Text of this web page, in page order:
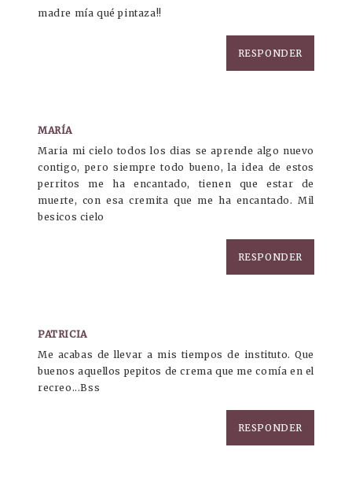
madre mía qué pintaza!!
RESPONDER
MARÍA
Maria mi cielo todos los dias se aprende algo nuevo
contigo, pero siempre todo bueno, la idea de estos
perritos me ha encantado, tienen que estar de
muerte, con esa cremita que me ha encantado. Mil
besicos cielo
RESPONDER
PATRICIA
Me acabas de llevar a mis tiempos de instituto. Que
buenos aquellos pepitos de crema que me comía en el
recreo...Bss
RESPONDER